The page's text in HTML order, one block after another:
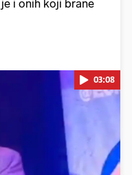
i onih koji brane
03:08